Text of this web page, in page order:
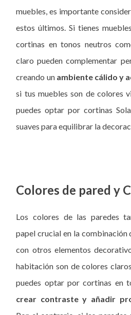
muebles, es importante
estos últimos. Si tienes
cortinas en tonos neutros
claro pueden complementar
creando un ambiente cálido y
si tus muebles son de colores
puedes optar por cortinas
suaves para equilibrar la
Colores de pared y
Los colores de las paredes
papel crucial en la combinación
con otros elementos
habitación son de colores
puedes optar por cortinas en
crear contraste y añadir